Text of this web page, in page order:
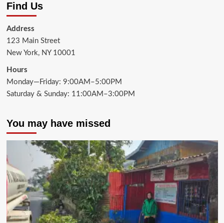
Find Us
Address
123 Main Street
New York, NY 10001
Hours
Monday—Friday: 9:00AM–5:00PM
Saturday & Sunday: 11:00AM–3:00PM
You may have missed